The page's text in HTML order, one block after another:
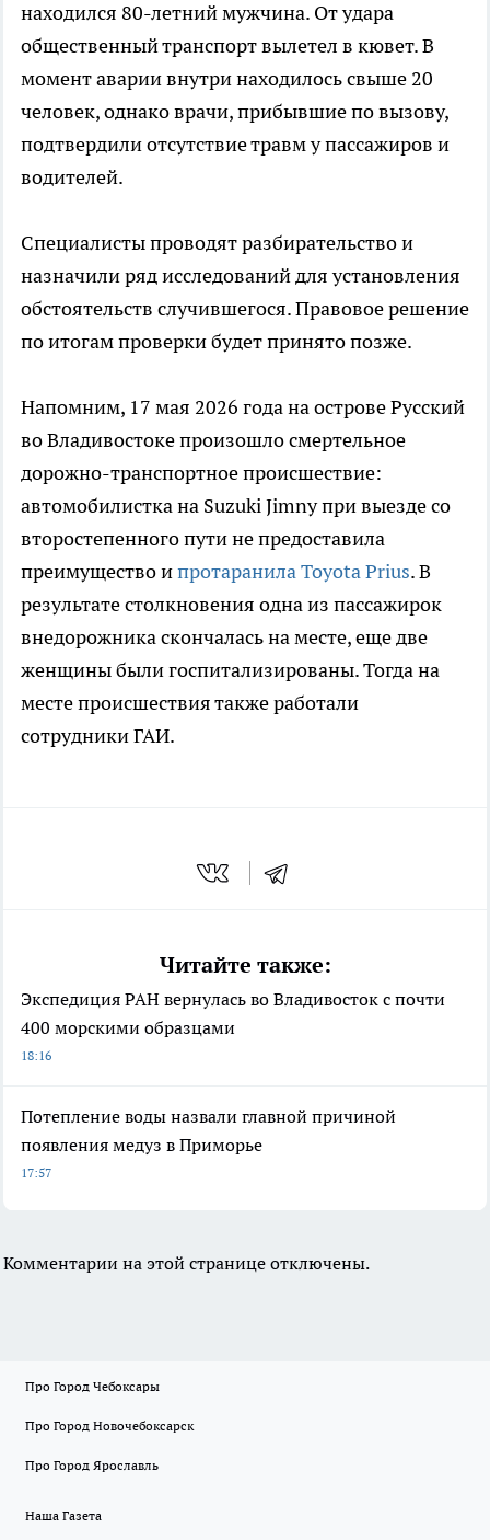
находился 80-летний мужчина. От удара
общественный транспорт вылетел в кювет. В
момент аварии внутри находилось свыше 20
человек, однако врачи, прибывшие по вызову,
подтвердили отсутствие травм у пассажиров и
водителей.
Специалисты проводят разбирательство и
назначили ряд исследований для установления
обстоятельств случившегося. Правовое решение
по итогам проверки будет принято позже.
Напомним, 17 мая 2026 года на острове Русский
во Владивостоке произошло смертельное
дорожно-транспортное происшествие:
автомобилистка на Suzuki Jimny при выезде со
второстепенного пути не предоставила
преимущество ипротаранила Toyota Prius. В
результате столкновения одна из пассажирок
внедорожника скончалась на месте, еще две
женщины были госпитализированы. Тогда на
месте происшествия также работали
сотрудники ГАИ.
Читайте также:
Экспедиция РАН вернулась во Владивосток с почти
400 морскими образцами
18:16
Потепление воды назвали главной причиной
появления медуз в Приморье
17:57
Комментарии на этой странице отключены.
Про Город Чебоксары
Про Город Новочебоксарск
Про Город Ярославль
Наша Газета